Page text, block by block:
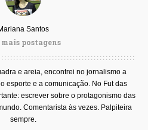
Santos
mais postagens
e areia, encontrei no jornalismo a
esporte e a comunicação. No Fut das
escrever sobre o protagonismo das
Comentarista às vezes. Palpiteira
sempre.